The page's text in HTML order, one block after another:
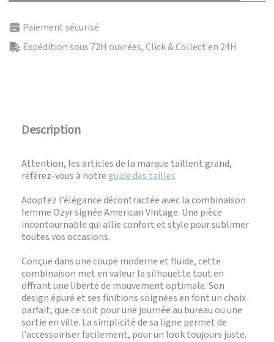
Paiement sécurisé
Expédition sous 72H ouvrées, Click & Collect en 24H
Description
Attention, les articles de la marque taillent grand,
réfèrez-vous à notreguide des tailles
Adoptez l’élégance décontractée avec la combinaison
femme Ozyr signée American Vintage. Une pièce
incontournable qui allie confort et style pour sublimer
toutes vos occasions.
Conçue dans une coupe moderne et fluide, cette
combinaison met en valeur la silhouette tout en
offrant une liberté de mouvement optimale. Son
design épuré et ses finitions soignées en font un choix
parfait, que ce soit pour une journée au bureau ou une
sortie en ville. La simplicité de sa ligne permet de
l’accessoiriser facilement, pour un look toujours juste.